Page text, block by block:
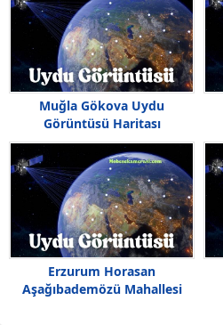
Muğla Gökova Uydu
Görüntüsü Haritası
Erzurum Horasan
Aşağıbademözü Mahallesi